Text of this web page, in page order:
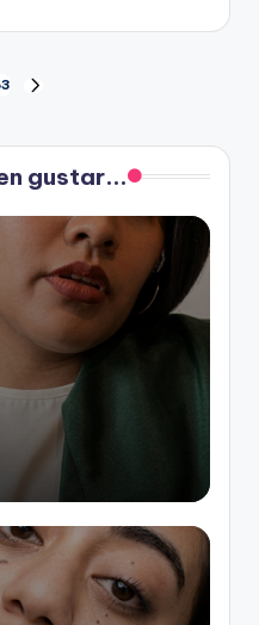
gustar...